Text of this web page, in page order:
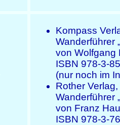
Kompass
Wanderführer
von Wolfgang
ISBN 978-3-
(nur noch im
Rother Verlag,
Wanderführer
von Franz
ISBN 978-3-